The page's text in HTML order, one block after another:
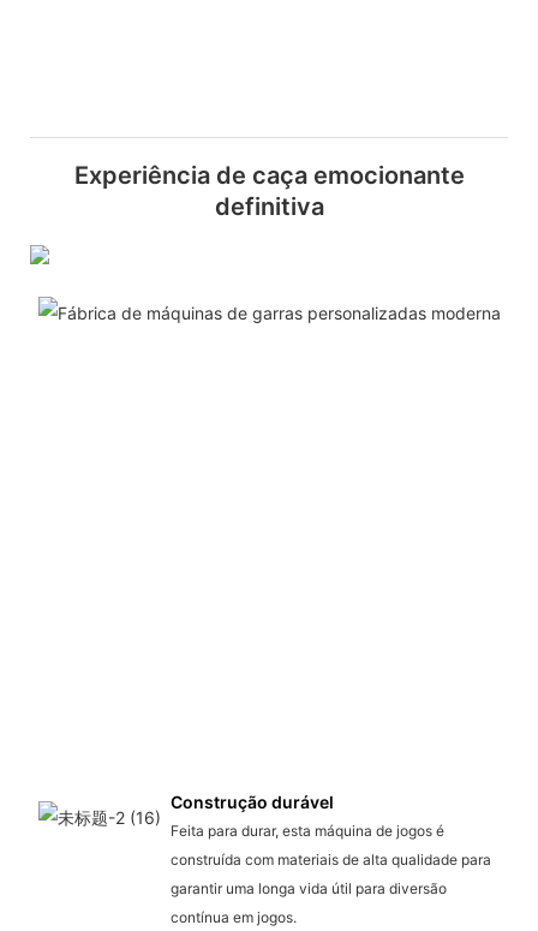
Experiência de caça emocionante
definitiva
Construção durável
Feita para durar, esta máquina de jogos é
construída com materiais de alta qualidade para
garantir uma longa vida útil para diversão
contínua em jogos.